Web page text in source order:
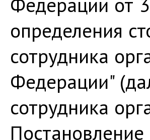
определения
сотрудника
Федерации"
сотрудника